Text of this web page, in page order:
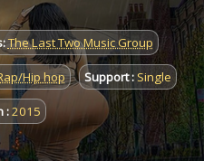
The Last Two Music Group
Hip hop Support :Single
:2015